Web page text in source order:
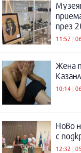
през
11:57 |
Жена
10:14 |
Ново
с
12:32 |